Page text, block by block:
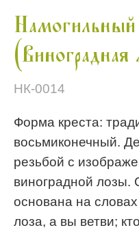
Намогильный
(Виноградная
НК-0014
Форма креста:
восьмиконечный.
резьбой с
виноградной лозы.
основана на
лоза, а вы ветви;